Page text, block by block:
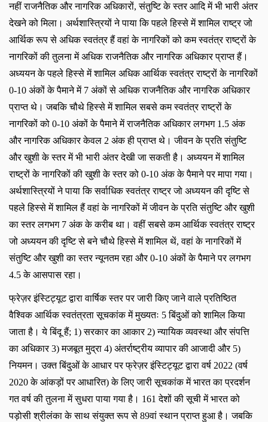
नहीं राजनैतिक और नागरिक अधिकारों, संतुष्टि के स्तर आदि में भी भारी अंतर
देखने को मिला। अर्थशास्त्रियों ने पाया कि पहले हिस्से में शामिल राष्ट्र जो
आर्थिक रूप से अधिक स्वतंत्र हैं वहां के नागरिकों को कम स्वतंत्र राष्ट्रों के
नागरिकों की तुलना में अधिक राजनैतिक और नागरिक अधिकार प्राप्त हैं।
अध्ययन के पहले हिस्से में शामिल अधिक आर्थिक स्वतंत्र राष्ट्रों के नागरिकों
0-10 अंकों के पैमाने में 7 अंकों से अधिक राजनैतिक और नागरिक अधिकार
प्राप्त थे। जबकि चौथे हिस्से में शामिल सबसे कम स्वतंत्र राष्ट्रों के
नागरिकों को 0-10 अंकों के पैमाने में राजनैतिक अधिकार लगभग 1.5 अंक
और नागरिक अधिकार केवल 2 अंक ही प्राप्त थे। जीवन के प्रति संतुष्टि
और खुशी के स्तर में भी भारी अंतर देखी जा सकती है। अध्ययन में शामिल
राष्ट्रों के नागरिकों की खुशी के स्तर को 0-10 अंक के पैमाने पर मापा गया।
अर्थशास्त्रियों ने पाया कि सर्वाधिक स्वतंत्र राष्ट्र जो अध्ययन की दृष्टि से
पहले हिस्से में शामिल हैं वहां के नागरिकों में जीवन के प्रति संतुष्टि और खुशी
का स्तर लगभग 7 अंक के करीब था। वहीं सबसे कम आर्थिक स्वतंत्र राष्ट्र
जो अध्ययन की दृष्टि से बने चौथे हिस्से में शामिल थें, वहां के नागरिकों में
संतुष्टि और खुशी का स्तर न्यूनतम रहा और 0-10 अंकों के पैमाने पर लगभग
4.5 के आसपास रहा।
फ्रेज़र इंस्टिट्यूट द्वारा वार्षिक स्तर पर जारी किए जाने वाले प्रतिष्ठित
वैश्विक आर्थिक स्वतंत्रता सूचकांक में मुख्यतः 5 बिंदुओं को शामिल किया
जाता है। ये बिंदू हैं; 1) सरकार का आकार 2) न्यायिक व्यवस्था और संपत्ति
का अधिकार 3) मजबूत मुद्रा 4) अंतर्राष्ट्रीय व्यापार की आजादी और 5)
नियमन। उक्त बिंदुओं के आधार पर फ्रेज़र इंस्टिट्यूट द्वारा वर्ष 2022 (वर्ष
2020 के आंकड़ों पर आधारित) के लिए जारी सूचकांक में भारत का प्रदर्शन
गत वर्ष की तुलना में सुधरा पाया गया है। 161 देशों की सूची में भारत को
पड़ोसी श्रीलंका के साथ संयुक्त रूप से 89वां स्थान प्राप्त हुआ है। जबकि